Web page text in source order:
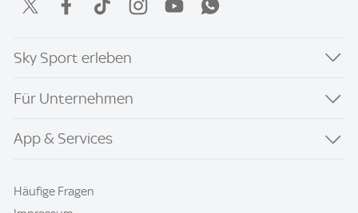
Sky Sport erleben
Für Unternehmen
App & Services
Häufige Fragen